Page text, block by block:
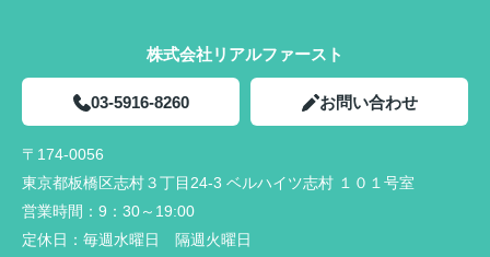
株式会社リアルファースト
03-5916-8260 お問い合わせ
〒174-0056
東京都板橋区志村３丁目24-3 ベルハイツ志村 １０１号室
営業時間： 9：30～19:00
定休日： 毎週水曜日 隔週火曜日